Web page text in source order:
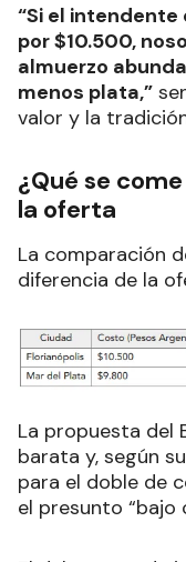
“Si el intendente
por $10.500,
almuerzo
menos plata,”
valor y la
¿Qué se
la oferta
La comparación
diferencia de la
La propuesta del
barata y, según
para el doble de
el presunto “bajo